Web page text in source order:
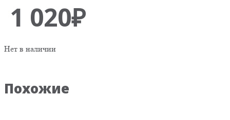
1 020₽
Нет в наличии
Похожие